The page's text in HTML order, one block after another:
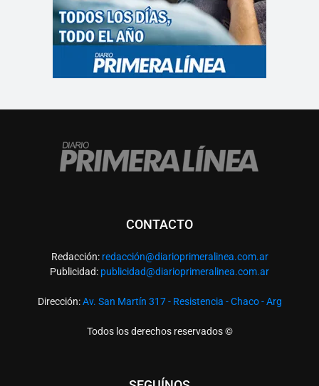
CONTACTO
Redacción: redacción@diarioprimeralinea.com.ar
Publicidad: publicidad@diarioprimeralinea.com.ar
Dirección:Av. San Martín 317 - Resistencia - Chaco - Arg
Todos los derechos reservados ©